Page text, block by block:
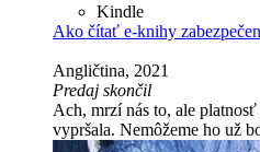
Kindle
Ako čítať e-knihy
Angličtina, 2021
Predaj skončil
Ach, mrzí nás to, ale
vypršala. Nemôžeme ho už